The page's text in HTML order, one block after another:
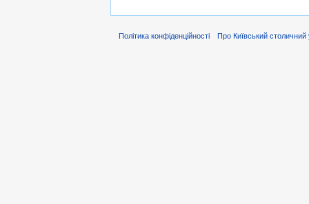
Політика конфіденційності Про Київський столичний